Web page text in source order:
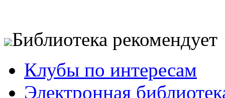
Библиотека рекомендует
Клубы по интересам
Электронная